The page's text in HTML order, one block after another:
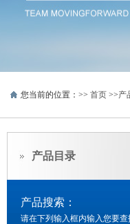
您当前的位置：>> 首页 >>产
产品目录
产品搜索：
请在下列输入框内输入您要查